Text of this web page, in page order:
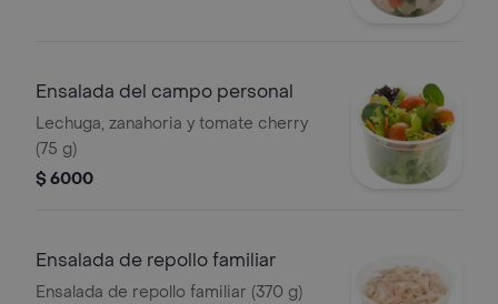
Ensalada del campo personal
Lechuga, zanahoria y tomate cherry
(75 g)
$ 6000
Ensalada de repollo familiar
Ensalada de repollo familiar (370 g)